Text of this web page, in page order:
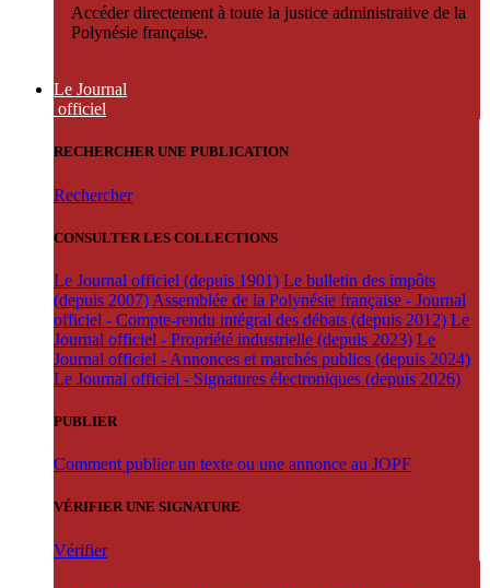
Accéder directement à toute la justice administrative de la
Polynésie française.
Le Journal
officiel
RECHERCHER UNE PUBLICATION
Rechercher
CONSULTER LES COLLECTIONS
Le Journal officiel (depuis 1901) Le bulletin des impôts
(depuis 2007) Assemblée de la Polynésie française - Journal
officiel - Compte-rendu intégral des débats (depuis 2012) Le
Journal officiel - Propriété industrielle (depuis 2023) Le
Journal officiel - Annonces et marchés publics (depuis 2024)
Le Journal officiel - Signatures électroniques (depuis 2026)
PUBLIER
Comment publier un texte ou une annonce au JOPF
VÉRIFIER UNE SIGNATURE
Vérifier